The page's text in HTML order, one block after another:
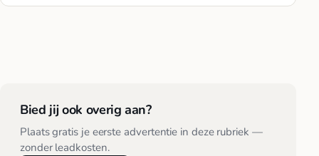
Bied jij ook overig aan?
Plaats gratis je eerste advertentie in deze rubriek —
zonder leadkosten.